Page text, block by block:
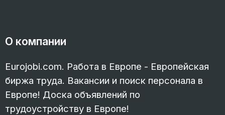
О компании
Eurojobi.com. Работа в Европе - Европейская
биржа труда. Вакансии и поиск персонала в
Европе! Доска объявлений по
трудоустройству в Европе!